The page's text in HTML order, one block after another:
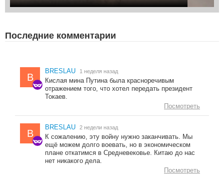
Последние комментарии
B
BRESLAU 1 неделя назад
Кислая мина Путина была красноречивым
отражением того, что хотел передать президент
Токаев.
Посмотреть
B
BRESLAU 2 недели назад
К сожалению, эту войну нужно заканчивать. Мы
ещё можем долго воевать, но в экономическом
плане откатимся в Средневековье. Китаю до нас
нет никакого дела.
Посмотреть